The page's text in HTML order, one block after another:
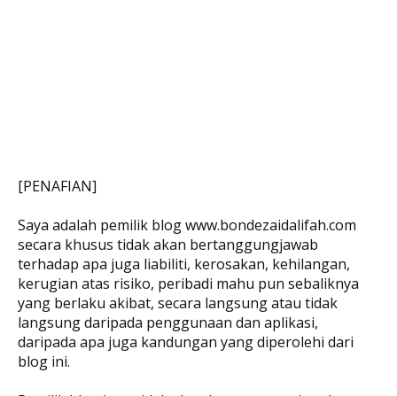
[PENAFIAN]
Saya adalah pemilik blog www.bondezaidalifah.com
secara khusus tidak akan bertanggungjawab
terhadap apa juga liabiliti, kerosakan, kehilangan,
kerugian atas risiko, peribadi mahu pun sebaliknya
yang berlaku akibat, secara langsung atau tidak
langsung daripada penggunaan dan aplikasi,
daripada apa juga kandungan yang diperolehi dari
blog ini.